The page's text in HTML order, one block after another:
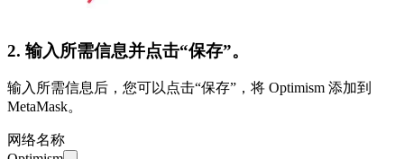
2. 输入所需信息并点击“保存”。
输入所需信息后，您可以点击“保存”，将 Optimism 添加到
MetaMask。
网络名称